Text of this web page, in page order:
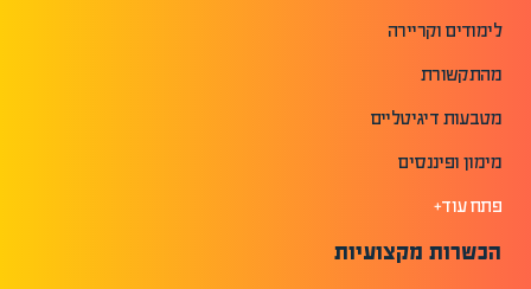
לימודים וקריירה
מהתקשורת
מטבעות דיגיטליים
מימון ופיננסים
פתח עוד+
הכשרות מקצועיות